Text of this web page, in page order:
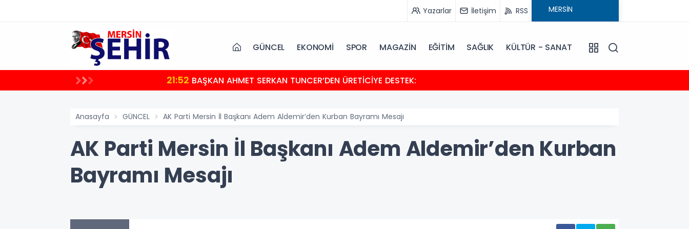
Yazarlar İletişim RSS
GÜNCEL EKONOMİ SPOR MAGAZİN EĞİTİM SAĞLIK KÜLTÜR - SANAT
21:52 BAŞKAN AHMET SERKAN TUNCER’DEN ÜRETİCİYE DESTEK:
Anasayfa GÜNCEL AK Parti Mersin İl Başkanı Adem Aldemir’den Kurban Bayramı Mesajı
AK Parti Mersin İl Başkanı Adem Aldemir’den Kurban
Bayramı Mesajı